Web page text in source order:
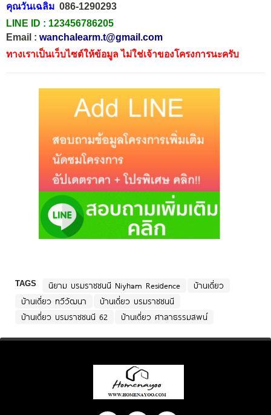
คุณวันเฉลิม 086-1290293
LINE ID : 123456786205
Email : wanchalearm.t@gmail.com
ทางเราเป็นเว็บไซต์ให้ข้อมูล ไม่ใช่เจ้าของโครงการนะครับ
TAGS นิยาม บรมราชชนนี Niyham Residence
บ้านเดี่ยว
บ้านเดี่ยว ทวีวัฒนา
บ้านเดี่ยว บรมราชชนนี
บ้านเดี่ยว บรมราชชนนี 62
บ้านเดี่ยว ศาลาธรรมสพน์